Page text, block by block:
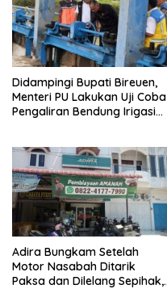
Didampingi Bupati Bireuen,
Menteri PU Lakukan Uji Coba
Pengaliran Bendung Irigasi
Adira Bungkam Setelah
Motor Nasabah Ditarik
Paksa dan Dilelang Sepihak,